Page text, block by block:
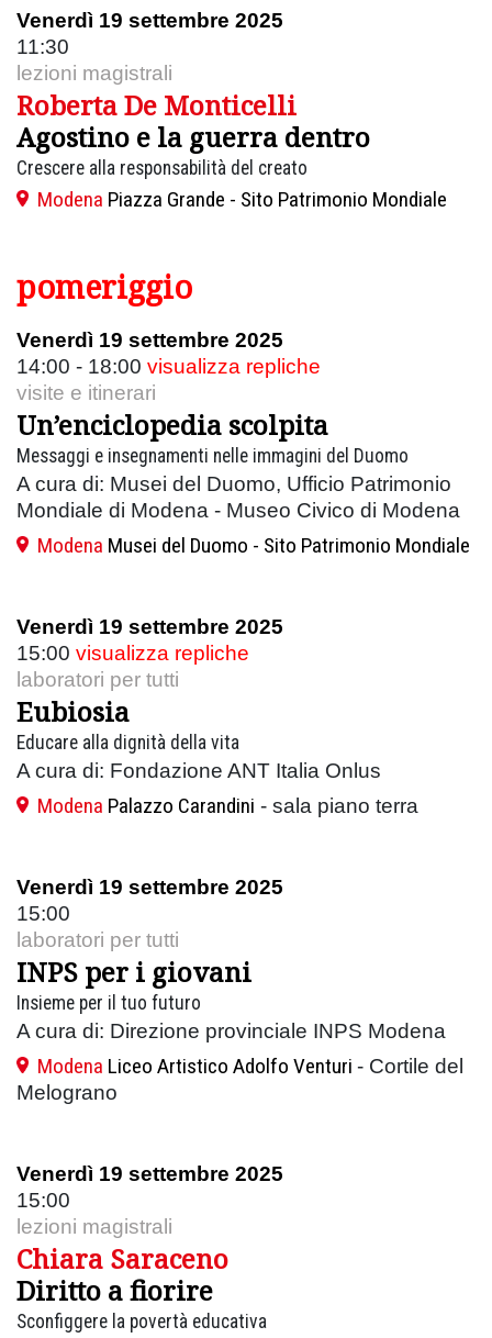
Venerdì 19 settembre 2025
11:30
lezioni magistrali
Roberta De Monticelli
Agostino e la guerra dentro
Crescere alla responsabilità del creato
Modena Piazza Grande - Sito Patrimonio Mondiale
pomeriggio
Venerdì 19 settembre 2025
14:00 - 18:00 visualizza repliche
visite e itinerari
Un’enciclopedia scolpita
Messaggi e insegnamenti nelle immagini del Duomo
A cura di: Musei del Duomo, Ufficio Patrimonio
Mondiale di Modena - Museo Civico di Modena
Modena Musei del Duomo - Sito Patrimonio Mondiale
Venerdì 19 settembre 2025
15:00 visualizza repliche
laboratori per tutti
Eubiosia
Educare alla dignità della vita
A cura di: Fondazione ANT Italia Onlus
Modena Palazzo Carandini - sala piano terra
Venerdì 19 settembre 2025
15:00
laboratori per tutti
INPS per i giovani
Insieme per il tuo futuro
A cura di: Direzione provinciale INPS Modena
Modena Liceo Artistico Adolfo Venturi - Cortile del
Melograno
Venerdì 19 settembre 2025
15:00
lezioni magistrali
Chiara Saraceno
Diritto a fiorire
Sconfiggere la povertà educativa